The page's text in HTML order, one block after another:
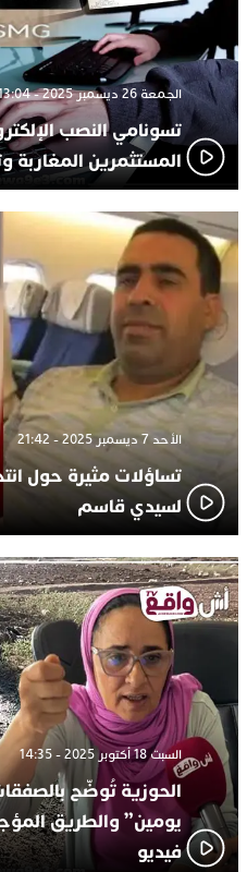
الجمعة 26 ديسمبر 2025 - 13:04
المستثمرين المغاربة
الأحد 7 ديسمبر 2025 - 21:42
تساؤلات مثيرة حول
لسيدي قاسم
السبت 18 أكتوبر 2025 - 14:35
الحوزية تُوضّح
يومين” والطريق
فيديو